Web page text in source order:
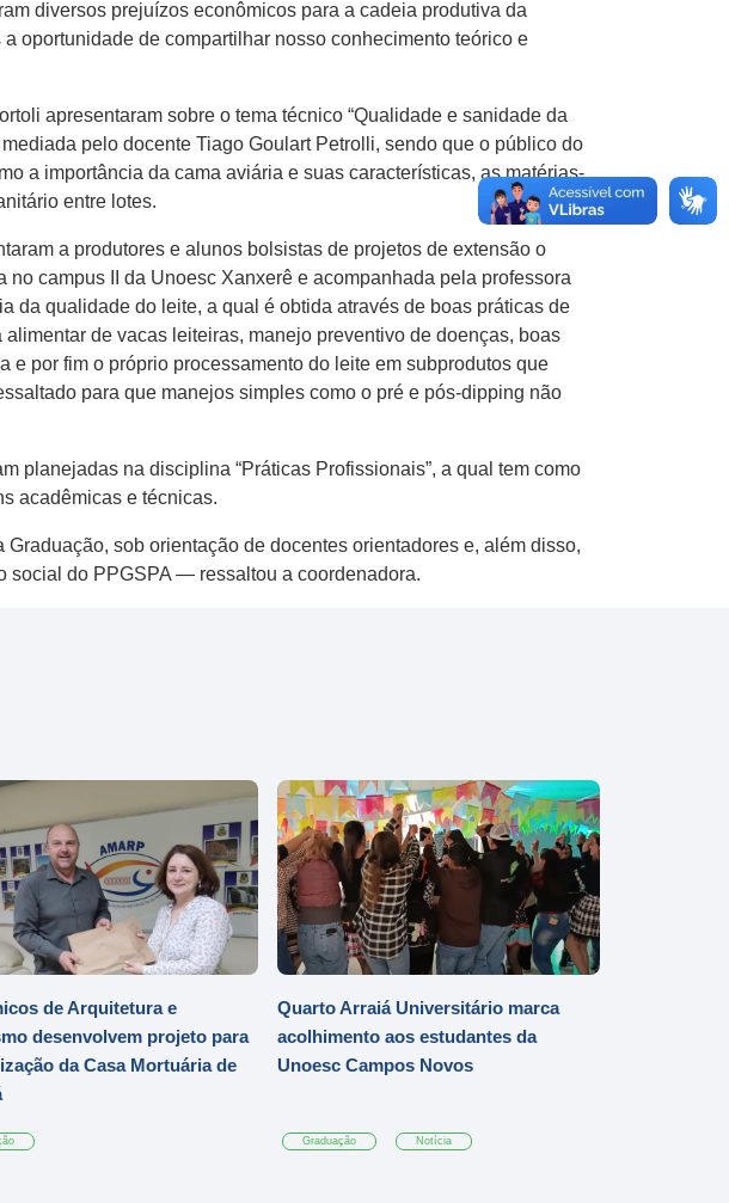
diversos prejuízos econômicos para a cadeia produtiva da
oportunidade de compartilhar nosso conhecimento teórico e
apresentaram sobre o tema técnico “Qualidade e sanidade da
pelo docente Tiago Goulart Petrolli, sendo que o público do
a importância da cama aviária e suas características, as matérias-
entre lotes.
a produtores e alunos bolsistas de projetos de extensão o
campus II da Unoesc Xanxerê e acompanhada pela professora
da qualidade do leite, a qual é obtida através de boas práticas de
de vacas leiteiras, manejo preventivo de doenças, boas
e por fim o próprio processamento do leite em subprodutos que
para que manejos simples como o pré e pós-dipping não
planejadas na disciplina “Práticas Profissionais”, a qual tem como
acadêmicas e técnicas.
sob orientação de docentes orientadores e, além disso,
social do PPGSPA — ressaltou a coordenadora.
de Arquitetura e
desenvolvem projeto para
da Casa Mortuária de
Quarto Arraiá Universitário marca
acolhimento aos estudantes da
Unoesc Campos Novos
Graduação Notícia